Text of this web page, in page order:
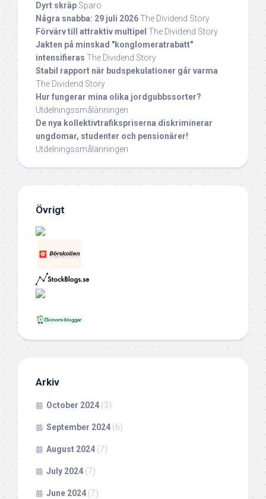
Dyrt skräp Sparo
Några snabba: 29 juli 2026The Dividend Story
Förvärv till attraktiv multipel The Dividend Story
Jakten på minskad "konglomeratrabatt"
intensifieras The Dividend Story
Stabil rapport när budspekulationer går varma
The Dividend Story
Hur fungerar mina olika jordgubbssorter?
Utdelningssmålänningen
De nya kollektivtrafikspriserna diskriminerar
ungdomar, studenter och pensionärer!
Utdelningssmålänningen
Övrigt
Arkiv
October 2024 (3)
September 2024 (6)
August 2024 (7)
July 2024 (7)
June 2024 (7)